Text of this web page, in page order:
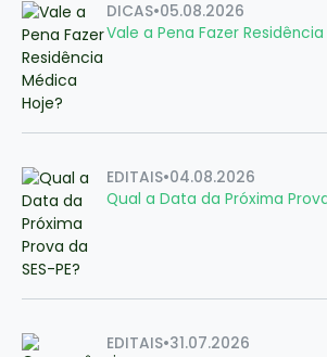
DICAS•05.08.2026
Vale a Pena Fazer
EDITAIS•04.08.2026
Qual a Data da Próxima
EDITAIS•31.07.2026